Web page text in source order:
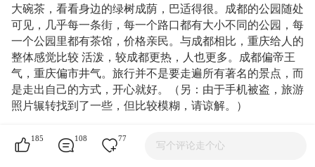
大碗茶，看看身边的绿树成荫，巴适得很。成都的公园随处
可见，几乎每一条街，每一个路口都有大小不同的公园，每
一个公园里都有茶馆，价格亲民。与成都相比，重庆给人的
整体感觉比较 活泼，较成都更热，人也更多。成都偏帝王
气，重庆偏市井气。旅行并不是要走遍所有著名的景点，而
是走出自己的方式，开心就好。（另：由于手机被盗，旅游
照片辗转找到了一些，但比较模糊，请谅解。）
一、本次行程推荐：
1.景点：四川：（1）
杜甫草堂 ，
185 108 77
写个评论走个心